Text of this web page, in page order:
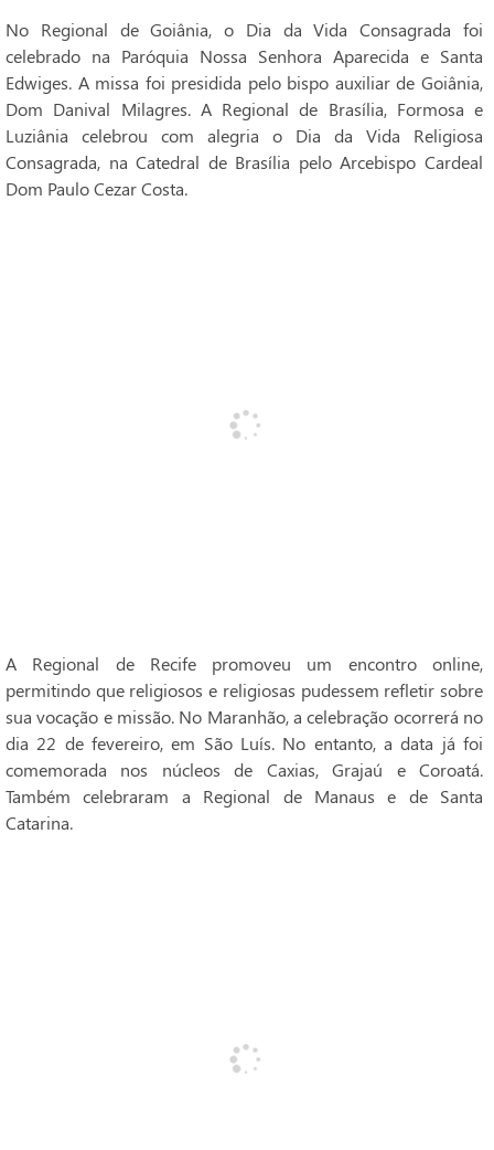
No Regional de Goiânia, o Dia da Vida Consagrada foi
celebrado na Paróquia Nossa Senhora Aparecida e Santa
Edwiges. A missa foi presidida pelo bispo auxiliar de Goiânia,
Dom Danival Milagres. A Regional de Brasília, Formosa e
Luziânia celebrou com alegria o Dia da Vida Religiosa
Consagrada, na Catedral de Brasília pelo Arcebispo Cardeal
Dom Paulo Cezar Costa.
A Regional de Recife promoveu um encontro online,
permitindo que religiosos e religiosas pudessem refletir sobre
sua vocação e missão. No Maranhão, a celebração ocorrerá no
dia 22 de fevereiro, em São Luís. No entanto, a data já foi
comemorada nos núcleos de Caxias, Grajaú e Coroatá.
Também celebraram a Regional de Manaus e de Santa
Catarina.